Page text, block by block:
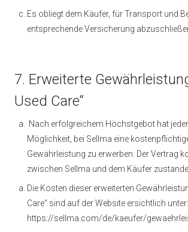
Es obliegt dem Käufer, für Transport und
entsprechende Versicherung
7. Erweiterte
Used Care“
Nach erfolgreichem Höchstgebot hat
Möglichkeit, bei Sellma eine
Gewährleistung zu erwerben. Der Vertrag
zwischen Sellma und dem Käufer
Die Kosten dieser erweiterten
Care“ sind auf der Website ersichtlich unter:
https://sellma.com/de/kaeufer/